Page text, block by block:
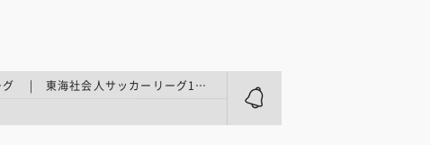
地域リーグ | 東海社会人サッカーリーグ1部 第14節